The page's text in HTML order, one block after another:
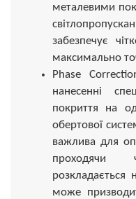
металевими
забезпечує
максимально
Phase
нанесенні
покриття на
обертової
важлива для
проходячи
може